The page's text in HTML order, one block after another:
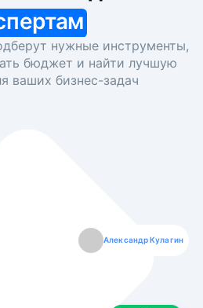
нужные инструменты,
бюджет и найти лучшую
ваших бизнес-задач
Александр Кулагин
Даниил Макаров
Екатерина Лазаренко
Борис Кашко
Юлия Изоитко